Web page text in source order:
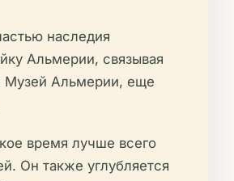
наследия
Альмерии, связывая
Музей Альмерии, еще
время лучше всего
Он также углубляется